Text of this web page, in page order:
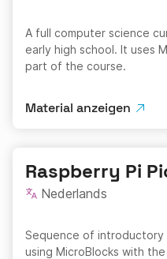
A full computer science
early high school. It uses
part of the course.
Material anzeigen
Raspberry Pi
Nederlands
Sequence of
using MicroBlocks with